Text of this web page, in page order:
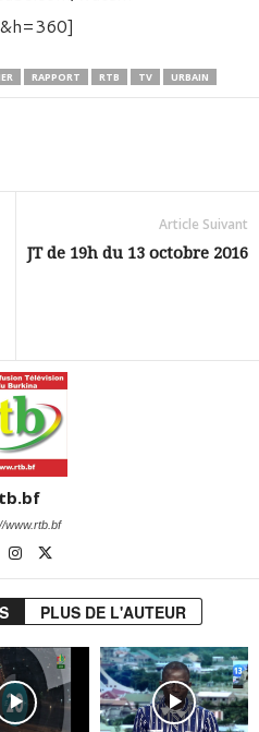
RAPPORT RTB TV URBAIN
Article Suivant
JT de 19h du 13 octobre 2016
www.rtb.bf
PLUS DE L'AUTEUR